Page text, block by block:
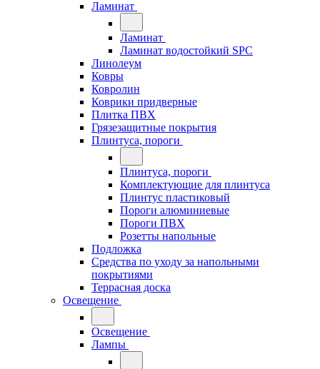
Ламинат
Ламинат
Ламинат водостойкий SPC
Линолеум
Ковры
Ковролин
Коврики придверные
Плитка ПВХ
Грязезащитные покрытия
Плинтуса, пороги
Плинтуса, пороги
Комплектующие для плинтуса
Плинтус пластиковый
Пороги алюминиевые
Пороги ПВХ
Розетты напольные
Подложка
Средства по уходу за напольными
покрытиями
Террасная доска
Освещение
Освещение
Лампы